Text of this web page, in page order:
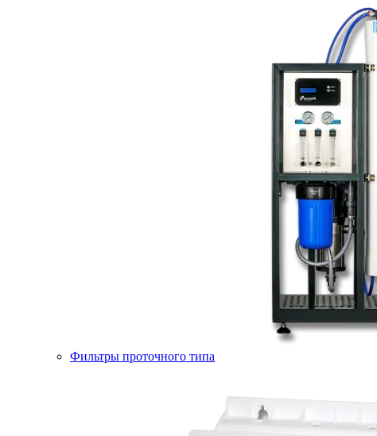
Фильтры проточного типа